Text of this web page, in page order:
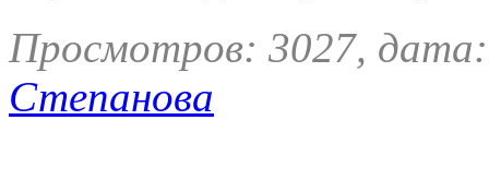
Просмотров: 3027,
Степанова